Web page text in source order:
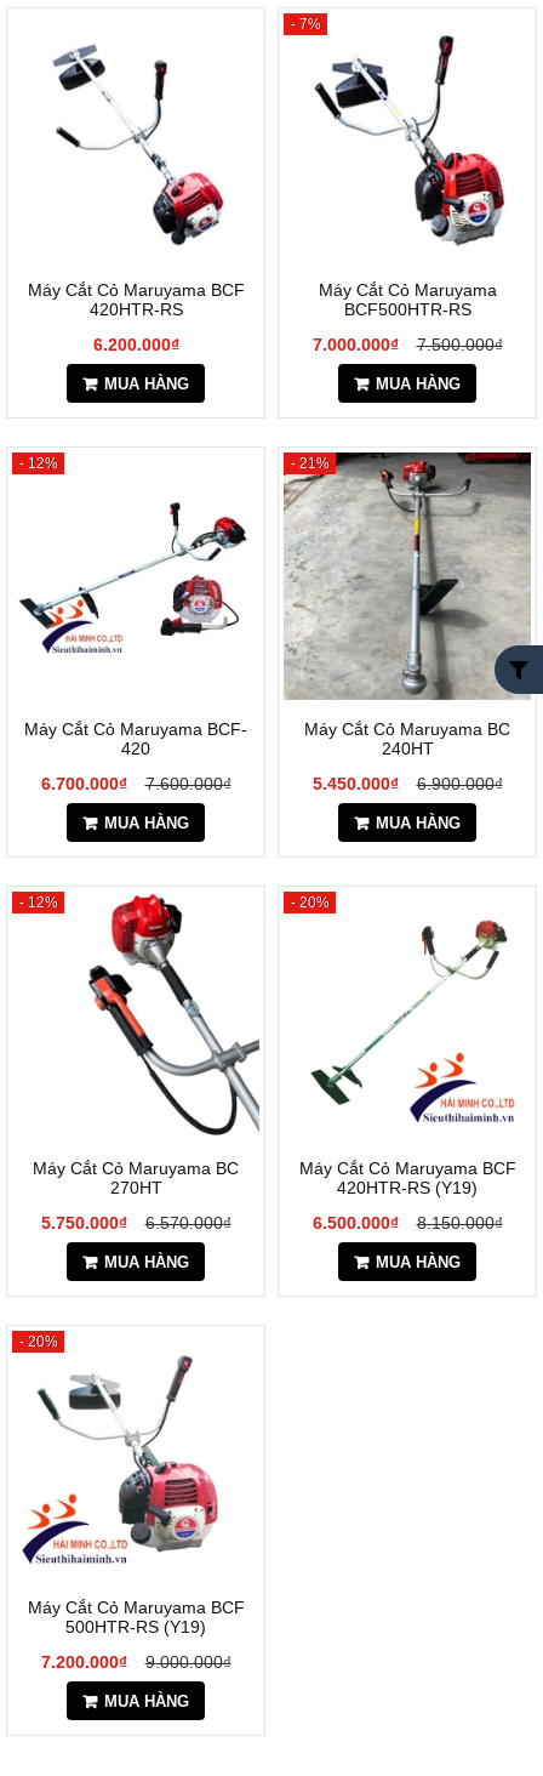
Máy Cắt Cỏ Maruyama BCF
420HTR-RS
6.200.000₫
MUA HÀNG
- 7%
Máy Cắt Cỏ Maruyama
BCF500HTR-RS
7.000.000₫
7.500.000₫
MUA HÀNG
- 12%
Máy Cắt Cỏ Maruyama BCF-
420
6.700.000₫
7.600.000₫
MUA HÀNG
- 21%
Máy Cắt Cỏ Maruyama BC
240HT
5.450.000₫
6.900.000₫
MUA HÀNG
- 12%
Máy Cắt Cỏ Maruyama BC
270HT
5.750.000₫
6.570.000₫
MUA HÀNG
- 20%
Máy Cắt Cỏ Maruyama BCF
420HTR-RS (Y19)
6.500.000₫
8.150.000₫
MUA HÀNG
- 20%
Máy Cắt Cỏ Maruyama BCF
500HTR-RS (Y19)
7.200.000₫
9.000.000₫
MUA HÀNG